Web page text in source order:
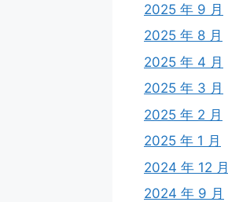
2025 年 9 月
2025 年 8 月
2025 年 4 月
2025 年 3 月
2025 年 2 月
2025 年 1 月
2024 年 12 月
2024 年 9 月